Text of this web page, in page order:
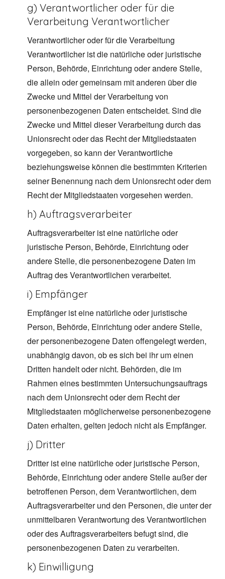
g) Verantwortlicher oder für die
Verarbeitung Verantwortlicher
Verantwortlicher oder für die Verarbeitung
Verantwortlicher ist die natürliche oder juristische
Person, Behörde, Einrichtung oder andere Stelle,
die allein oder gemeinsam mit anderen über die
Zwecke und Mittel der Verarbeitung von
personenbezogenen Daten entscheidet. Sind die
Zwecke und Mittel dieser Verarbeitung durch das
Unionsrecht oder das Recht der Mitgliedstaaten
vorgegeben, so kann der Verantwortliche
beziehungsweise können die bestimmten Kriterien
seiner Benennung nach dem Unionsrecht oder dem
Recht der Mitgliedstaaten vorgesehen werden.
h) Auftragsverarbeiter
Auftragsverarbeiter ist eine natürliche oder
juristische Person, Behörde, Einrichtung oder
andere Stelle, die personenbezogene Daten im
Auftrag des Verantwortlichen verarbeitet.
i) Empfänger
Empfänger ist eine natürliche oder juristische
Person, Behörde, Einrichtung oder andere Stelle,
der personenbezogene Daten offengelegt werden,
unabhängig davon, ob es sich bei ihr um einen
Dritten handelt oder nicht. Behörden, die im
Rahmen eines bestimmten Untersuchungsauftrags
nach dem Unionsrecht oder dem Recht der
Mitgliedstaaten möglicherweise personenbezogene
Daten erhalten, gelten jedoch nicht als Empfänger.
j) Dritter
Dritter ist eine natürliche oder juristische Person,
Behörde, Einrichtung oder andere Stelle außer der
betroffenen Person, dem Verantwortlichen, dem
Auftragsverarbeiter und den Personen, die unter der
unmittelbaren Verantwortung des Verantwortlichen
oder des Auftragsverarbeiters befugt sind, die
personenbezogenen Daten zu verarbeiten.
k) Einwilligung